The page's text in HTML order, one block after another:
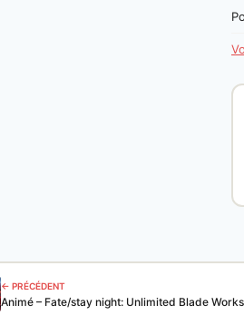
← PRÉCÉDENT
Animé – Fate/stay night: Unlimited Blade Works